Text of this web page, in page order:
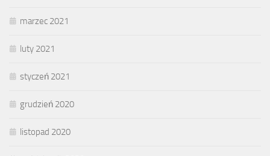
marzec 2021
luty 2021
styczeń 2021
grudzień 2020
listopad 2020